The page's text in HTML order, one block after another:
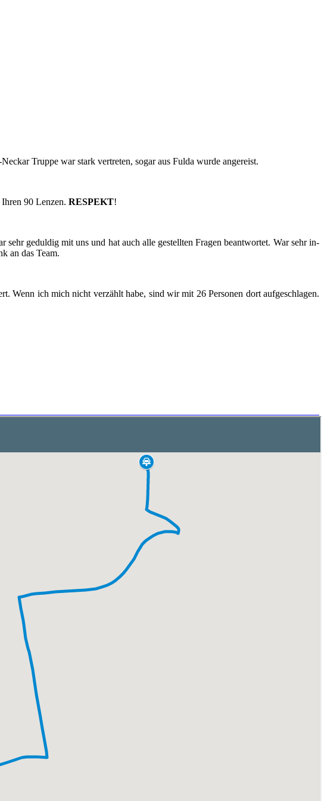
Trup­pe war stark ver­tre­ten, sogar aus Fulda wurde an­ge­reist.
90 Len­zen. RE­SPEKT!
ge­dul­dig mit uns und hat auch alle ge­stell­ten Fra­gen be­ant­wor­tet. War sehr in­
an das Team.
Wenn ich mich nicht ver­zählt habe, sind wir mit 26 Per­so­nen dort auf­ge­schla­gen.